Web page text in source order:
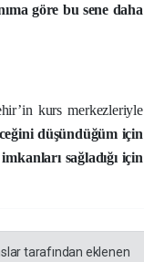
göre bu sene daha
kurs merkezleriyle
düşündüğüm için
sağladığı için
tarafından eklenen